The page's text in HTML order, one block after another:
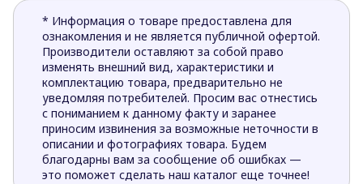
* Информация о товаре предоставлена для
ознакомления и не является публичной офертой.
Производители оставляют за собой право
изменять внешний вид, характеристики и
комплектацию товара, предварительно не
уведомляя потребителей. Просим вас отнестись
с пониманием к данному факту и заранее
приносим извинения за возможные неточности в
описании и фотографиях товара. Будем
благодарны вам за сообщение об ошибках —
это поможет сделать наш каталог еще точнее!